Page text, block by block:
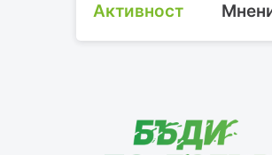
Активност